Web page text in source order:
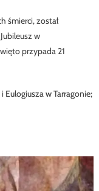
śmierci, został
w
przypada 21
Eulogiusza w Tarragonie;